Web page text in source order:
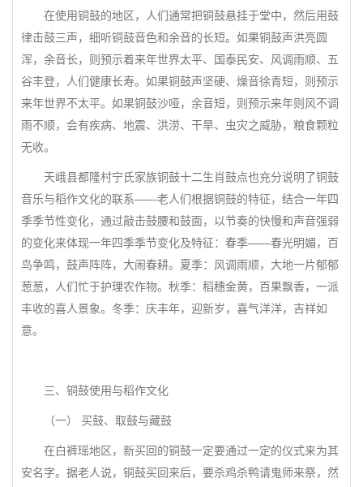
在使用铜鼓的地区，人们通常把铜鼓悬挂于堂中，然后用鼓
律击鼓三声，细听铜鼓音色和余音的长短。如果铜鼓声洪亮圆
浑，余音长，则预示着来年世界太平、国泰民安、风调雨顺、五
谷丰登，人们健康长寿。如果铜鼓声坚硬、燥音徐青短，则预示
来年世界不太平。如果铜鼓沙哑，余音短，则预示来年则风不调
雨不顺，会有疾病、地震、洪涝、干旱、虫灾之威胁，粮食颗粒
无收。
天峨县都隆村宁氏家族铜鼓十二生肖鼓点也充分说明了铜鼓
音乐与稻作文化的联系——老人们根据铜鼓的特征，结合一年四
季季节性变化，通过敲击鼓腰和鼓面，以节奏的快慢和声音强弱
的变化来体现一年四季季节变化及特征：春季——春光明媚，百
鸟争鸣，鼓声阵阵，大闹春耕。夏季：风调雨顺，大地一片郁郁
葱葱，人们忙于护理农作物。秋季：稻穗金黄，百果飘香，一派
丰收的喜人景象。冬季：庆丰年，迎新岁，喜气洋洋，吉祥如
意。
三、铜鼓使用与稻作文化
（一） 买鼓、取鼓与藏鼓
在白裤瑶地区，新买回的铜鼓一定要通过一定的仪式来为其
安名字。据老人说，铜鼓买回来后，要杀鸡杀鸭请鬼师来祭，然